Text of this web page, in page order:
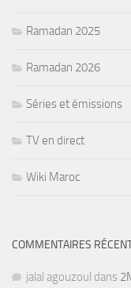
Ramadan 2025
Ramadan 2026
Séries et émissions
TV en direct
Wiki Maroc
COMMENTAIRES
jalal agouzoul dans